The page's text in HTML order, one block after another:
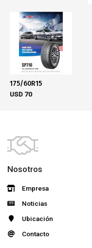
175/60R15
USD 70
Nosotros
Empresa
Noticias
Ubicación
Contacto